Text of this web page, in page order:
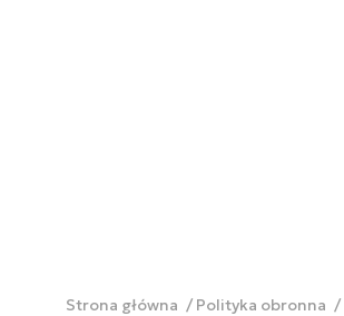
Strona główna Polityka obronna